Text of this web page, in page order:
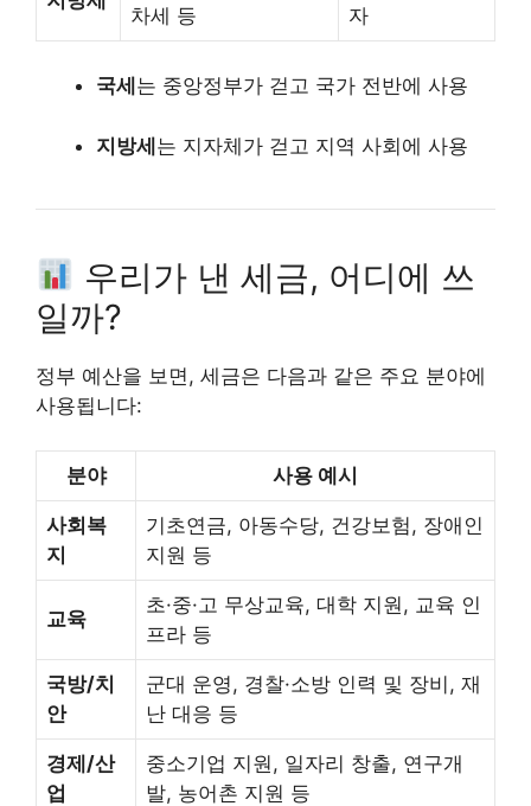
차세 등 자
국세 는 중앙정부가 걷고 국가 전반에 사용
지방세는 지자체가 걷고 지역 사회에 사용
우리가 낸 세금, 어디에 쓰
일까?
정부 예산을 보면, 세금은 다음과 같은 주요 분야에
사용됩니다:
분야 사용 예시
사회복
지
기초연금, 아동수당, 건강보험, 장애인
지원 등
교육
초·중·고 무상교육, 대학 지원, 교육 인
프라 등
국방/치
안
군대 운영, 경찰·소방 인력 및 장비, 재
난 대응 등
경제/산
업
중소기업 지원, 일자리 창출, 연구개
발, 농어촌 지원 등